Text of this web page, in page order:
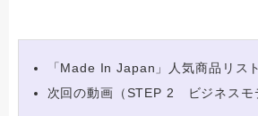
「Made In Japan」人気商品リス
次回の動画（STEP 2 ビジネスモ